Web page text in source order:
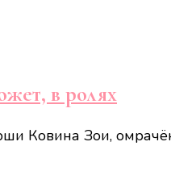
в ролях
Ковина Зои,